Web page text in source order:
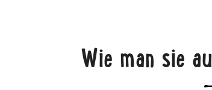
Wie man sie